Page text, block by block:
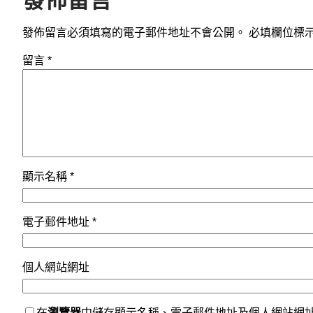
發佈留言必須填寫的電子郵件地址不會公開。 必填欄位標
留言 *
顯示名稱 *
電子郵件地址 *
個人網站網址